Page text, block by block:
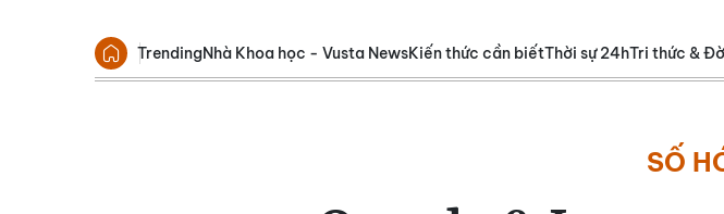
TrendingNhà Khoa học - Vusta NewsKiến thức cần biếtThời sự 24hTri thức &
SỐ